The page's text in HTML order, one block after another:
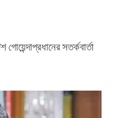
সতর্কবার্তা